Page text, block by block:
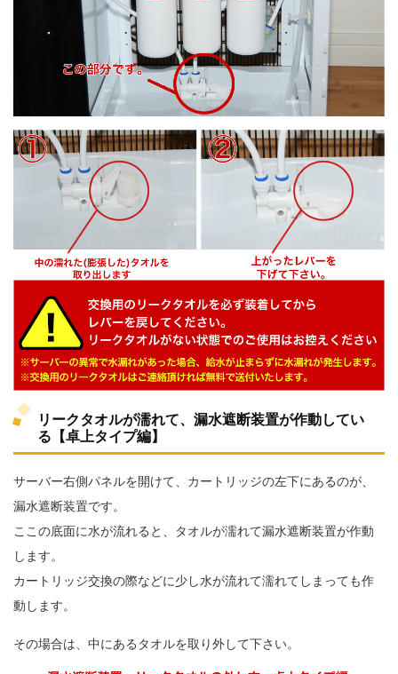
リークタオルが濡れて、漏水遮断装置が作動してい
る【卓上タイプ編】
サーバー右側パネルを開けて、カートリッジの左下にあるのが、
漏水遮断装置です。
ここの底面に水が流れると、タオルが濡れて漏水遮断装置が作動
します。
カートリッジ交換の際などに少し水が流れて濡れてしまっても作
動します。
その場合は、中にあるタオルを取り外して下さい。